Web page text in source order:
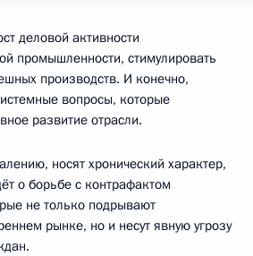
деловой активности
промышленности, стимулировать
производств. И конечно,
вопросы, которые
развитие отрасли.
носят хронический характер,
о борьбе с контрафактом
не только подрывают
рынке, но и несут явную угрозу